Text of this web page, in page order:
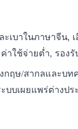
ะเบาในภาษาจีน,
ค่าใช้จ่ายต่ำ, รอง
กฤษ/สากลและบท
บบเผยแพร่ต่างปร